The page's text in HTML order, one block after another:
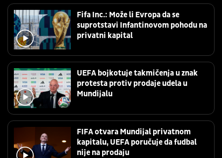
Fifa Inc.: Može li Evropa da se
suprotstavi Infantinovom pohodu na
privatni kapital
UEFA bojkotuje takmičenja u znak
protesta protiv prodaje udela u
Mundijalu
FIFA otvara Mundijal privatnom
kapitalu, UEFA poručuje da fudbal
nije na prodaju